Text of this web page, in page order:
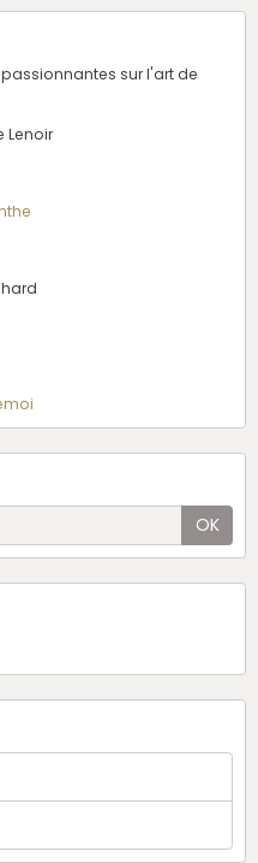
sur l'art de
Lenoir
OK